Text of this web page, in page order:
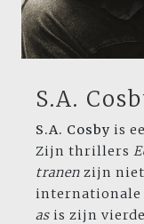
S.A.
S.A. Cosby is
Zijn thrillers
tranen zijn niet
internationale
as is zijn